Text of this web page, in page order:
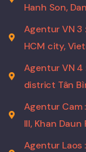
Hanh Son,
Agentur VN 3
HCM city,
Agentur VN 4
district Tân
Agentur Cam
III, Khan
Agentur Laos